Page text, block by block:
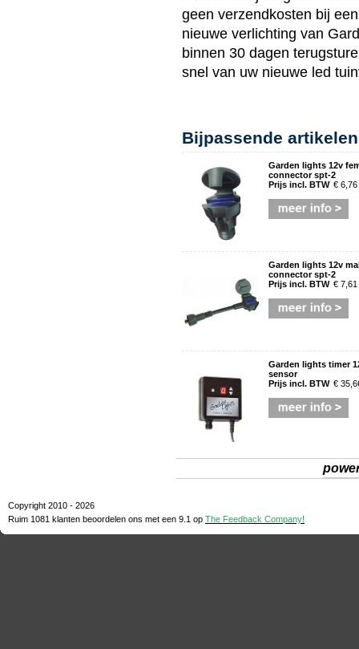
geen verzendkosten bij
nieuwe verlichting van
binnen 30 dagen
snel van uw nieuwe led
Bijpassende artikelen
Garden lights 12v
connector spt-2
Prijs incl. BTW € 6,76
Garden lights 12v
connector spt-2
Prijs incl. BTW € 7,61
Garden lights timer
sensor
Prijs incl. BTW €
Copyright 2010 - 2026
Ruim 1081 klanten beoordelen ons met een 9.1 op The Feedback Company!